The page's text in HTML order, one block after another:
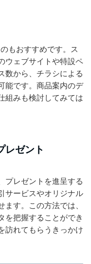
もおすすめです。ス
ウェブサイトや特設ペ
数から、チラシによる
能です。商品案内のデ
組みも検討してみては
レゼント
プレゼントを進呈する
サービスやオリジナル
す。この方法では、
を把握することができ
訪れてもらうきっかけ